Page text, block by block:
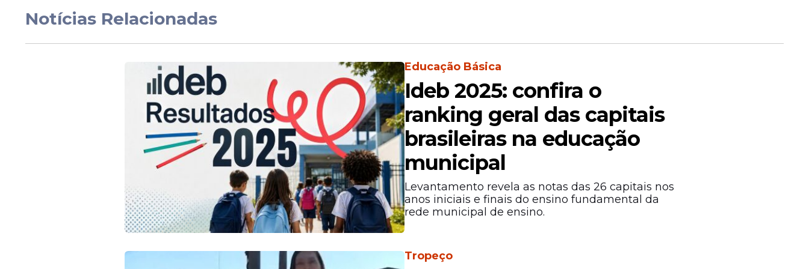
Notícias Relacionadas
Educação Básica
Ideb 2025: confira o
ranking geral das capitais
brasileiras na educação
municipal
Levantamento revela as notas das 26 capitais nos
anos iniciais e finais do ensino fundamental da
rede municipal de ensino.
Tropeço